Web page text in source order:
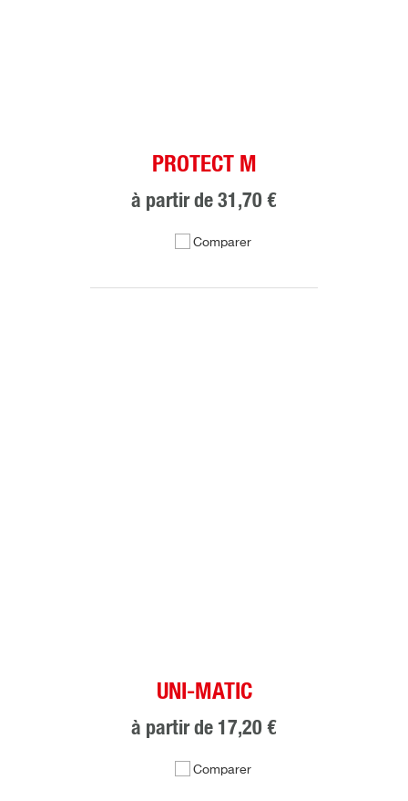
PROTECT M
à partir de 31,70 €
Comparer
UNI-MATIC
à partir de 17,20 €
Comparer